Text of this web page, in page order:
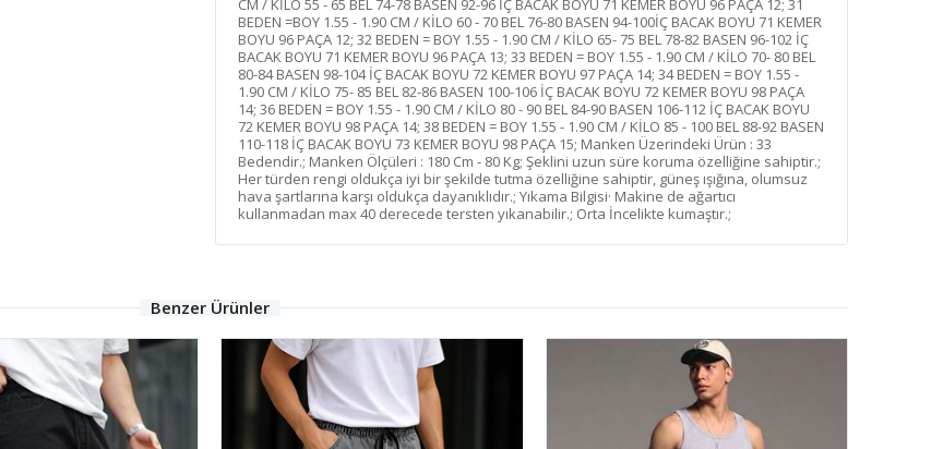
CM / KİLO 55 - 65 BEL 74-78 BASEN 92-96 İÇ BACAK BOYU 71 KEMER BOYU 96 PAÇA 12; 31
BEDEN =BOY 1.55 - 1.90 CM / KİLO 60 - 70 BEL 76-80 BASEN 94-100İÇ BACAK BOYU 71 KEMER
BOYU 96 PAÇA 12; 32 BEDEN = BOY 1.55 - 1.90 CM / KİLO 65- 75 BEL 78-82 BASEN 96-102 İÇ
BACAK BOYU 71 KEMER BOYU 96 PAÇA 13; 33 BEDEN = BOY 1.55 - 1.90 CM / KİLO 70- 80 BEL
80-84 BASEN 98-104 İÇ BACAK BOYU 72 KEMER BOYU 97 PAÇA 14; 34 BEDEN = BOY 1.55 -
1.90 CM / KİLO 75- 85 BEL 82-86 BASEN 100-106 İÇ BACAK BOYU 72 KEMER BOYU 98 PAÇA
14; 36 BEDEN = BOY 1.55 - 1.90 CM / KİLO 80 - 90 BEL 84-90 BASEN 106-112 İÇ BACAK BOYU
72 KEMER BOYU 98 PAÇA 14; 38 BEDEN = BOY 1.55 - 1.90 CM / KİLO 85 - 100 BEL 88-92 BASEN
110-118 İÇ BACAK BOYU 73 KEMER BOYU 98 PAÇA 15; Manken Üzerindeki Ürün : 33
Bedendir.; Manken Ölçüleri : 180 Cm - 80 Kg; Şeklini uzun süre koruma özelliğine sahiptir.;
Her türden rengi oldukça iyi bir şekilde tutma özelliğine sahiptir, güneş ışığına, olumsuz
hava şartlarına karşı oldukça dayanıklıdır.; Yıkama Bilgisi· Makine de ağartıcı
kullanmadan max 40 derecede tersten yıkanabilir.; Orta İncelikte kumaştır.;
Benzer Ürünler